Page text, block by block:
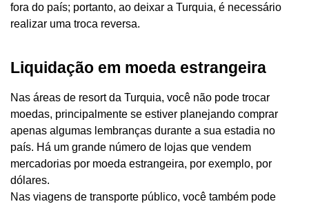
fora do país; portanto, ao deixar a Turquia, é necessário
realizar uma troca reversa.
Liquidação em moeda estrangeira
Nas áreas de resort da Turquia, você não pode trocar
moedas, principalmente se estiver planejando comprar
apenas algumas lembranças durante a sua estadia no
país. Há um grande número de lojas que vendem
mercadorias por moeda estrangeira, por exemplo, por
dólares.
Nas viagens de transporte público, você também pode